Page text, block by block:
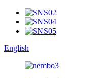
English